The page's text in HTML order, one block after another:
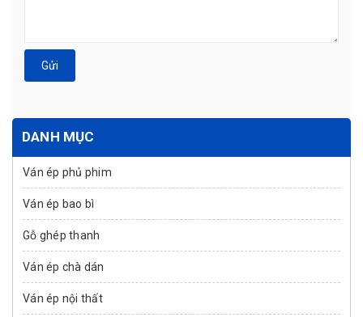
Gửi
DANH MỤC
Ván ép phủ phim
Ván ép bao bì
Gỗ ghép thanh
Ván ép chà dán
Ván ép nội thất